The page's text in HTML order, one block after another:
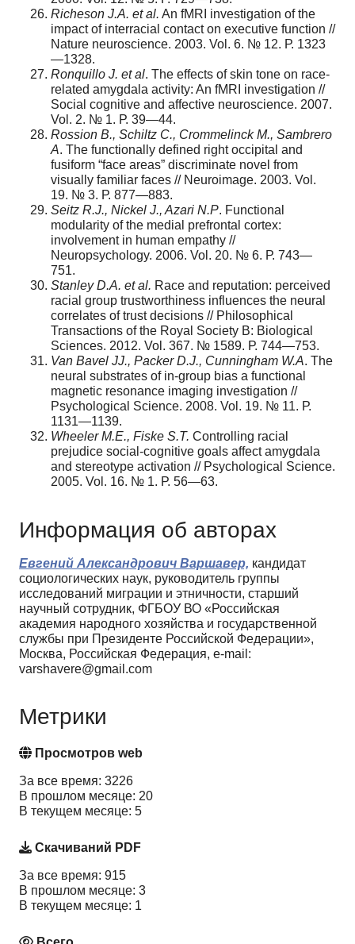
Richeson J.A. et al. An fMRI investigation of the
impact of interracial contact on executive function //
Nature neuroscience. 2003. Vol. 6. № 12. Р. 1323
—1328.
Ronquillo J. et al. The effects of skin tone on race-
related amygdala activity: An fMRI investigation //
Social cognitive and affective neuroscience. 2007.
Vol. 2. № 1. Р. 39—44.
Rossion B., Schiltz C., Crommelinck M., Sambrero
A. The functionally defined right occipital and
fusiform “face areas” discriminate novel from
visually familiar faces // Neuroimage. 2003. Vol.
19. № 3. Р. 877—883.
Seitz R.J., Nickel J., Azari N.P. Functional
modularity of the medial prefrontal cortex:
involvement in human empathy //
Neuropsychology. 2006. Vol. 20. № 6. Р. 743—
751.
Stanley D.A. et al. Race and reputation: perceived
racial group trustworthiness influences the neural
correlates of trust decisions // Philosophical
Transactions of the Royal Society B: Biological
Sciences. 2012. Vol. 367. № 1589. Р. 744—753.
Van Bavel JJ., Packer D.J., Cunningham W.A. The
neural substrates of in-group bias a functional
magnetic resonance imaging investigation //
Psychological Science. 2008. Vol. 19. № 11. Р.
1131—1139.
Wheeler M.E., Fiske S.T. Controlling racial
prejudice social-cognitive goals affect amygdala
and stereotype activation // Psychological Science.
2005. Vol. 16. № 1. Р. 56—63.
Информация об авторах
Евгений Александрович Варшавер, кандидат
социологических наук, руководитель группы
исследований миграции и этничности, старший
научный сотрудник, ФГБОУ ВО «Российская
академия народного хозяйства и государственной
службы при Президенте Российской Федерации»,
Москва, Российская Федерация, e-mail:
varshavere@gmail.com
Метрики
Просмотров web
За все время: 3226
В прошлом месяце: 20
В текущем месяце: 5
Скачиваний PDF
За все время: 915
В прошлом месяце: 3
В текущем месяце: 1